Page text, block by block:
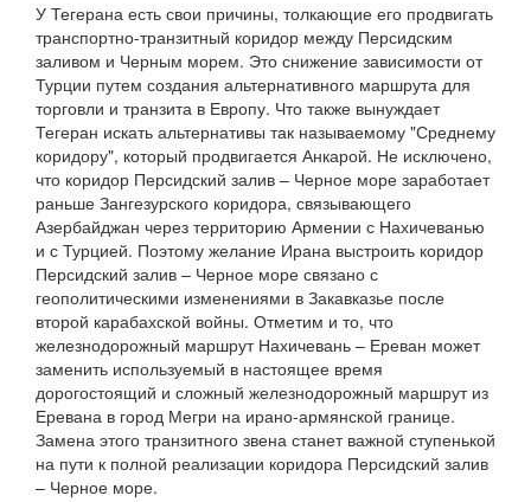
У Тегерана есть свои причины, толкающие его продвигать
транспортно-транзитный коридор между Персидским
заливом и Черным морем. Это снижение зависимости от
Турции путем создания альтернативного маршрута для
торговли и транзита в Европу. Что также вынуждает
Тегеран искать альтернативы так называемому "Среднему
коридору", который продвигается Анкарой. Не исключено,
что коридор Персидский залив – Черное море заработает
раньше Зангезурского коридора, связывающего
Азербайджан через территорию Армении с Нахичеванью
и с Турцией. Поэтому желание Ирана выстроить коридор
Персидский залив – Черное море связано с
геополитическими изменениями в Закавказье после
второй карабахской войны. Отметим и то, что
железнодорожный маршрут Нахичевань – Ереван может
заменить используемый в настоящее время
дорогостоящий и сложный железнодорожный маршрут из
Еревана в город Мегри на ирано-армянской границе.
Замена этого транзитного звена станет важной ступенькой
на пути к полной реализации коридора Персидский залив
– Черное море.